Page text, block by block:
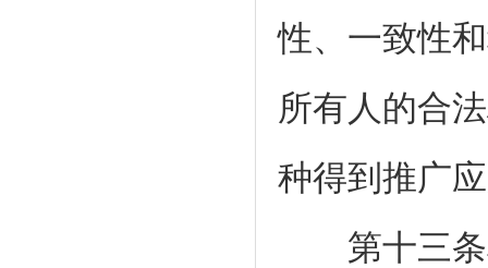
性、一致性
所有人的合
种得到推广
第十三条